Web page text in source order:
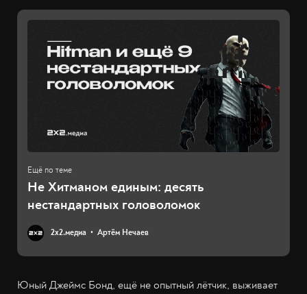
Не Хитманом единым: десять
нестандартных головоломок
2х2.медиа Артём Нечаев
Юный Джеймс Бонд, ещё не опытный лётчик, выживает